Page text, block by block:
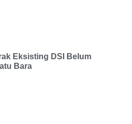
Eksisting DSI Belum
Bara